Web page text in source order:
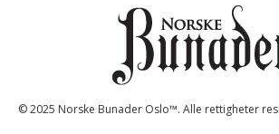
© 2025 Norske Bunader Oslo™. Alle rettigheter